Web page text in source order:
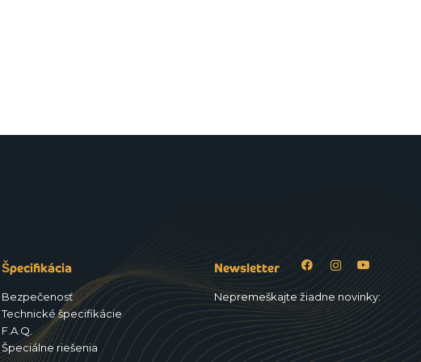
Špecifikácia
Bezpečenosť
Technické špecifikácie
F.A.Q.
Špeciálne riešenia
Newsletter
Nepremeškajte žiadne novinky: